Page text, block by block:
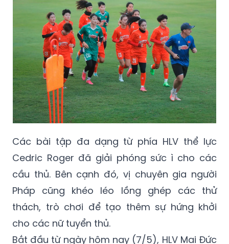
Các bài tập đa dạng từ phía HLV thể lực
Cedric Roger đã giải phóng sức ì cho các
cầu thủ. Bên cạnh đó, vị chuyên gia người
Pháp cũng khéo léo lồng ghép các thử
thách, trò chơi để tạo thêm sự hứng khởi
cho các nữ tuyển thủ.
Bắt đầu từ ngày hôm nay (7/5), HLV Mai Đức